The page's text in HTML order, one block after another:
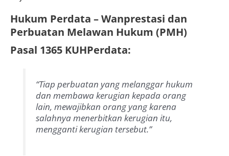
Hukum Perdata – Wanprestasi dan
Perbuatan Melawan Hukum (PMH)
Pasal 1365 KUHPerdata:
“Tiap perbuatan yang melanggar hukum
dan membawa kerugian kepada orang
lain, mewajibkan orang yang karena
salahnya menerbitkan kerugian itu,
mengganti kerugian tersebut.”